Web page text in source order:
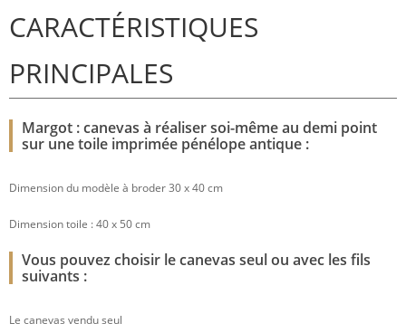
CARACTÉRISTIQUES
PRINCIPALES
Margot : canevas à réaliser soi-même au demi point
sur une toile imprimée pénélope antique :
Dimension du modèle à broder 30 x 40 cm
Dimension toile : 40 x 50 cm
Vous pouvez choisir le canevas seul ou avec les fils
suivants :
Le canevas vendu seul